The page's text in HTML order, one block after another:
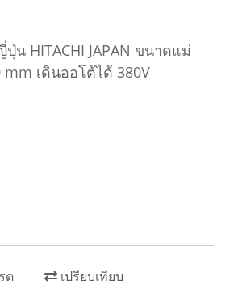
ปุ่น HITACHI JAPAN ขนาดแม่
mm เดินออโต้ได้ 380V
ด เปรียบเทียบ